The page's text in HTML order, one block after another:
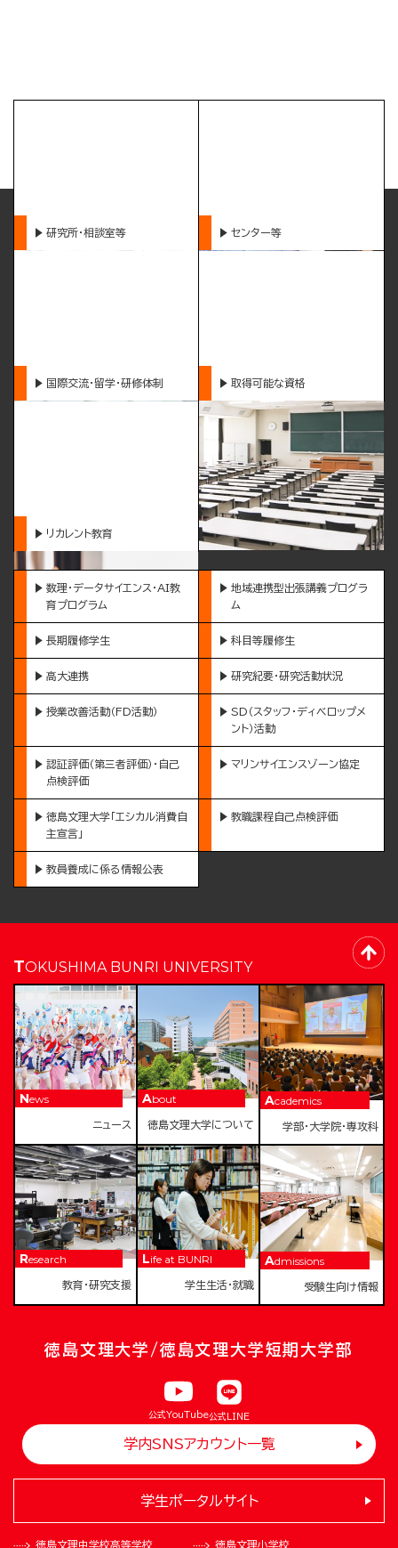
研究所・相談室等 センター等
国際交流・留学・研修体制 取得可能な資格
リカレント教育
数理・データサイエンス・AI教
育プログラム
地域連携型出張講義プログラ
ム
長期履修学生 科目等履修生
高大連携 研究紀要・研究活動状況
授業改善活動（FD活動）
SD（スタッフ・ディベロップメ
ント）活動
認証評価（第三者評価）・自己
点検評価
マリンサイエンスゾーン協定
徳島文理大学「エシカル消費自
主宣言」
教職課程自己点検評価
教員養成に係る情報公表
TOKUSHIMA BUNRI UNIVERSITY
News
ニュース
About
徳島文理大学について
Academics
学部・大学院・専攻科
Research
教育・研究支援
Life at BUNRI
学生生活・就職
Admissions
受験生向け情報
徳島文理大学/徳島文理大学短期大学部
公式YouTube公式LINE
学内SNSアカウント一覧
徳島文理中学校高等学校 徳島文理小学校
学生ポータルサイト